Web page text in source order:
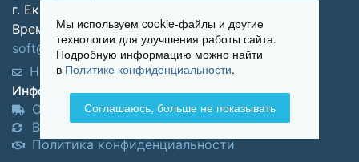
г. Екатеринбург, ул. Щорса 7, офис 270
Время работы: Пн-пт 09:00 - 18:00
soft@asp-partners.ru
Написать нам
Обратный звонок
Информация для покупателей:
Оплата и доставка
Возврат и обмен товара
Политика конфиденциальности
Мы используем cookie-файлы и другие
технологии для улучшения работы сайта.
Подробную информацию можно найти
в Политике конфиденциальности.
Соглашаюсь, больше не показывать